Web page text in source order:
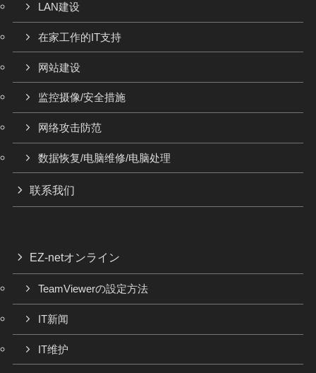
LAN建设
在家工作的IT支持
网站建设
监控摄像/安全措施
网络攻击防范
数据恢复/电脑维修/电脑处理
联系我们
EZ-netオンライン
TeamViewerの設定方法
IT新闻
IT维护